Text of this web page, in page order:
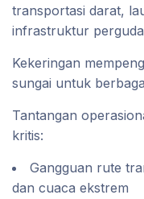
transportasi darat,
infrastruktur
Kekeringan
sungai untuk
Tantangan
kritis:
Gangguan rute
dan cuaca ekstrem